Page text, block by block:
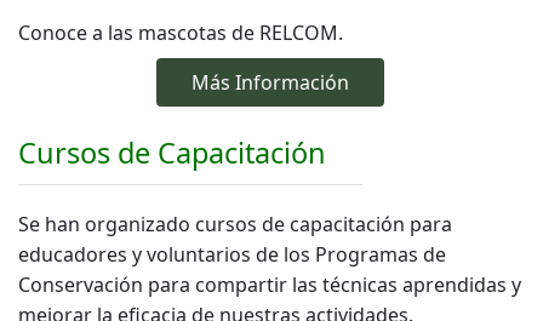
Conoce a las mascotas de RELCOM.
Más Información
Cursos de Capacitación
Se han organizado cursos de capacitación para
educadores y voluntarios de los Programas de
Conservación para compartir las técnicas aprendidas y
mejorar la eficacia de nuestras actividades.